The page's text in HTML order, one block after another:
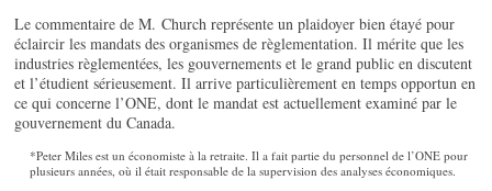
Le commentaire de M. Church représente un plaidoyer bien étayé pour
éclaircir les mandats des organismes de règlementation. Il mérite que les
industries règlementées, les gouvernements et le grand public en discutent
et l’étudient sérieusement. Il arrive particulièrement en temps opportun en
ce qui concerne l’ONE, dont le mandat est actuellement examiné par le
gouvernement du Canada.
*Peter Miles est un économiste à la retraite. Il a fait partie du personnel de l’ONE pour
plusieurs années, où il était responsable de la supervision des analyses économiques.